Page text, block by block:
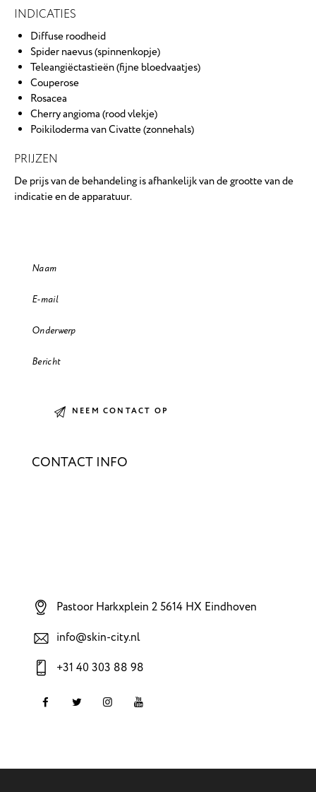
INDICATIES
Diffuse roodheid
Spider naevus (spinnenkopje)
Teleangiëctastieën (fijne bloedvaatjes)
Couperose
Rosacea
Cherry angioma (rood vlekje)
Poikiloderma van Civatte (zonnehals)
PRIJZEN
De prijs van de behandeling is afhankelijk van de grootte van de
indicatie en de apparatuur.
CONTACT INFO
Pastoor Harkxplein 2 5614 HX Eindhoven
info@skin-city.nl
+31 40 303 88 98